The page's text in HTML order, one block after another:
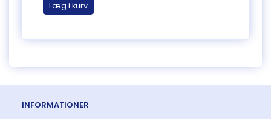
Læg i kurv
INFORMATIONER